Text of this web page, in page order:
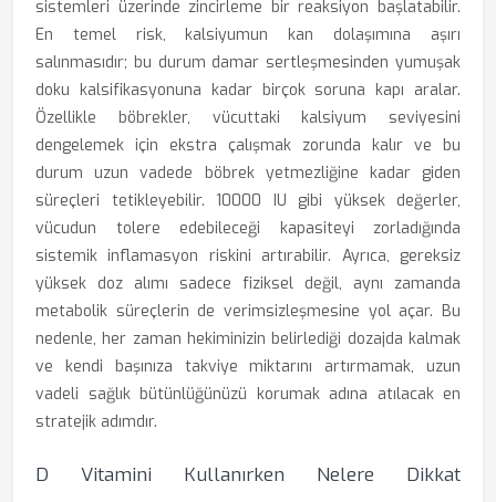
sistemleri üzerinde zincirleme bir reaksiyon başlatabilir.
En temel risk, kalsiyumun kan dolaşımına aşırı
salınmasıdır; bu durum damar sertleşmesinden yumuşak
doku kalsifikasyonuna kadar birçok soruna kapı aralar.
Özellikle böbrekler, vücuttaki kalsiyum seviyesini
dengelemek için ekstra çalışmak zorunda kalır ve bu
durum uzun vadede böbrek yetmezliğine kadar giden
süreçleri tetikleyebilir. 10000 IU gibi yüksek değerler,
vücudun tolere edebileceği kapasiteyi zorladığında
sistemik inflamasyon riskini artırabilir. Ayrıca, gereksiz
yüksek doz alımı sadece fiziksel değil, aynı zamanda
metabolik süreçlerin de verimsizleşmesine yol açar. Bu
nedenle, her zaman hekiminizin belirlediği dozajda kalmak
ve kendi başınıza takviye miktarını artırmamak, uzun
vadeli sağlık bütünlüğünüzü korumak adına atılacak en
stratejik adımdır.
D Vitamini Kullanırken Nelere Dikkat